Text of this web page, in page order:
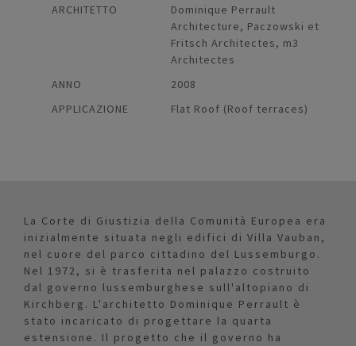
ARCHITETTO
Dominique Perrault
Architecture, Paczowski et
Fritsch Architectes, m3
Architectes
ANNO
2008
APPLICAZIONE
Flat Roof (Roof terraces)
La Corte di Giustizia della Comunità Europea era
inizialmente situata negli edifici di Villa Vauban,
nel cuore del parco cittadino del Lussemburgo.
Nel 1972, si è trasferita nel palazzo costruito
dal governo lussemburghese sull'altopiano di
Kirchberg. L'architetto Dominique Perrault è
stato incaricato di progettare la quarta
estensione. Il progetto che il governo ha